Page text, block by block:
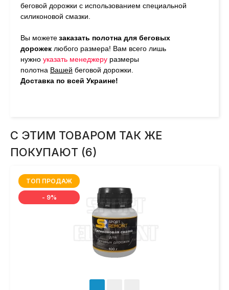
беговой дорожки с использованием специальной
силиконовой смазки.
Вы можетезаказать полотна для беговых
дорожек любого размера! Вам всего лишь
нужно указать менеджеру размеры
полотна Вашей беговой дорожки.
Доставка по всей Украине!
С ЭТИМ ТОВАРОМ ТАК ЖЕ
ПОКУПАЮТ (6)
ТОП ПРОДАЖ
- 9%